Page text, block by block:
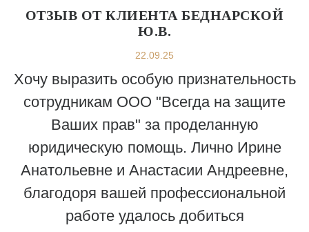
ОТЗЫВ ОТ КЛИЕНТА БЕДНАРСКОЙ
Ю.В.
22.09.25
Хочу выразить особую признательность
сотрудникам ООО "Всегда на защите
Ваших прав" за проделанную
юридическую помощь. Лично Ирине
Анатольевне и Анастасии Андреевне,
благодоря вашей профессиональной
работе удалось добиться